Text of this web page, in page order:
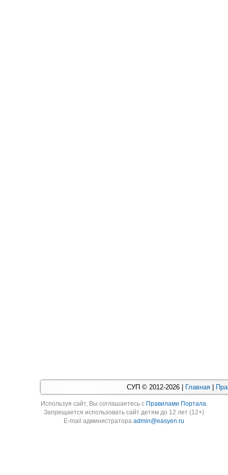
СУП © 2012-2026 | Главная
Используя cайт, Вы соглашаетесь с Правилами Портала.
Запрещается использовать сайт детям до 12 лет (12+)
E-mail администратораadmin@easyen.ru